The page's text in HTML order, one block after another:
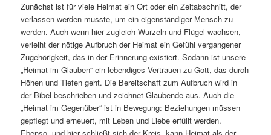
Zunächst ist für viele Heimat ein Ort oder ein Zeitabschnitt, der
verlassen werden musste, um ein eigenständiger Mensch zu
werden. Auch wenn hier zugleich Wurzeln und Flügel wachsen,
verleiht der nötige Aufbruch der Heimat ein Gefühl vergangener
Zugehörigkeit, das in der Erinnerung existiert. Sodann ist unsere
„Heimat im Glauben“ ein lebendiges Vertrauen zu Gott, das durch
Höhen und Tiefen geht. Die Bereitschaft zum Aufbruch wird in
der Bibel beschrieben und zeichnet Glaubende aus. Auch die
„Heimat im Gegenüber“ ist in Bewegung: Beziehungen müssen
gepflegt und erneuert, mit Leben und Liebe erfüllt werden.